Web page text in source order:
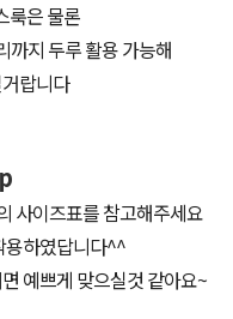
룩은 물론
까지 두루 활용 가능해
랍니다
사이즈표를 참고해주세요
용하였답니다^^
예쁘게 맞으실것 같아요~